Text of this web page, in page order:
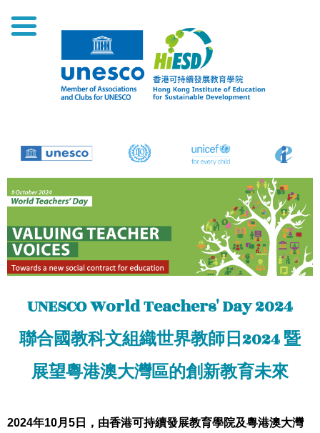
UNESCO World Teachers' Day 2024
聯合國教科文組織世界教師日2024 暨
展望粵港澳大灣區的創新教育未來
2024年10月5日，由香港可持續發展教育學院及粵港澳大灣